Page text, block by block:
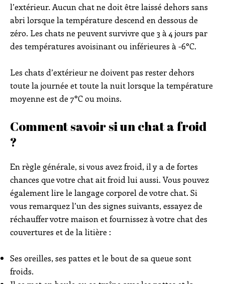
l’extérieur. Aucun chat ne doit être laissé dehors sans
abri lorsque la température descend en dessous de
zéro. Les chats ne peuvent survivre que 3 à 4 jours par
des températures avoisinant ou inférieures à -6°C.
Les chats d’extérieur ne doivent pas rester dehors
toute la journée et toute la nuit lorsque la température
moyenne est de 7°C ou moins.
Comment savoir si un chat a froid
?
En règle générale, si vous avez froid, il y a de fortes
chances que votre chat ait froid lui aussi. Vous pouvez
également lire le langage corporel de votre chat. Si
vous remarquez l’un des signes suivants, essayez de
réchauffer votre maison et fournissez à votre chat des
couvertures et de la litière :
Ses oreilles, ses pattes et le bout de sa queue sont
froids.